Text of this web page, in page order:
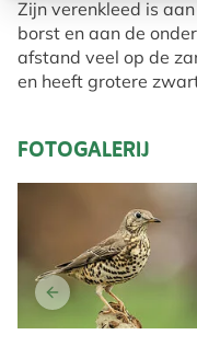
Zijn verenkleed is
borst en aan de
afstand veel op de
en heeft grotere
FOTOGALERIJ